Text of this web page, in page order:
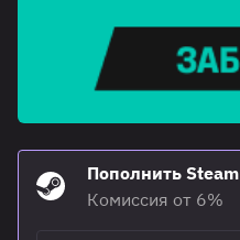
Пополнить Steam
Комиссия от 6%